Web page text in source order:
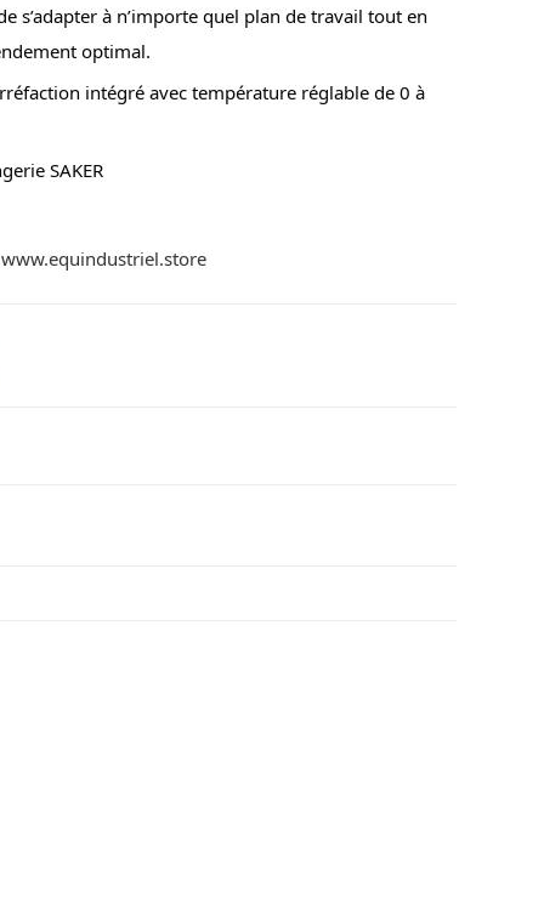
s’adapter à n’importe quel plan de travail tout en
optimal.
intégré avec température réglable de 0 à
SAKER
www.equindustriel.store